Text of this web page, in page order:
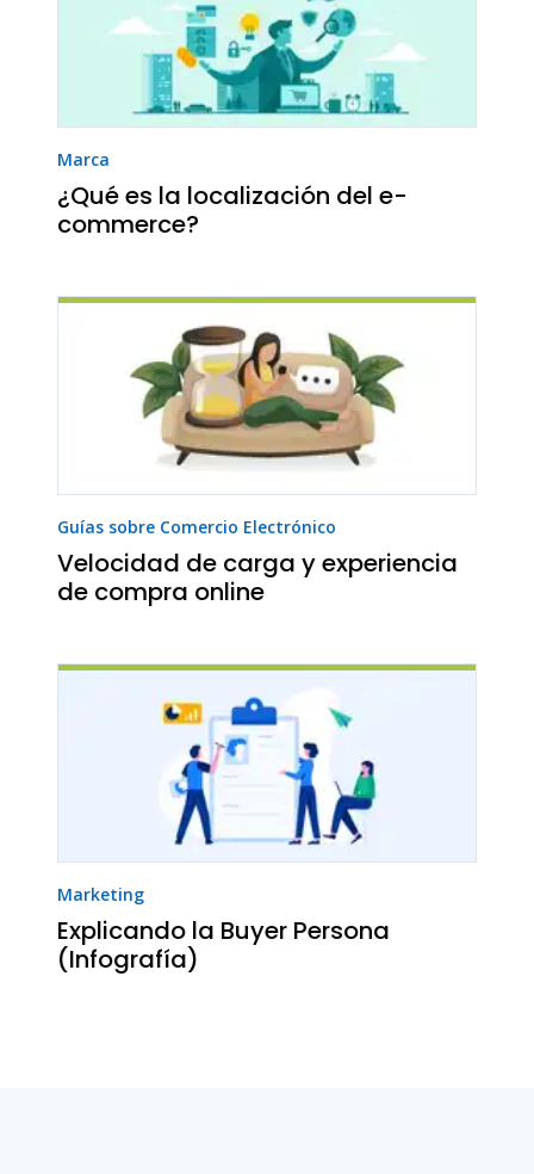
Marca
¿Qué es la localización del e-
commerce?
Guías sobre Comercio Electrónico
Velocidad de carga y experiencia
de compra online
Marketing
Explicando la Buyer Persona
(Infografía)